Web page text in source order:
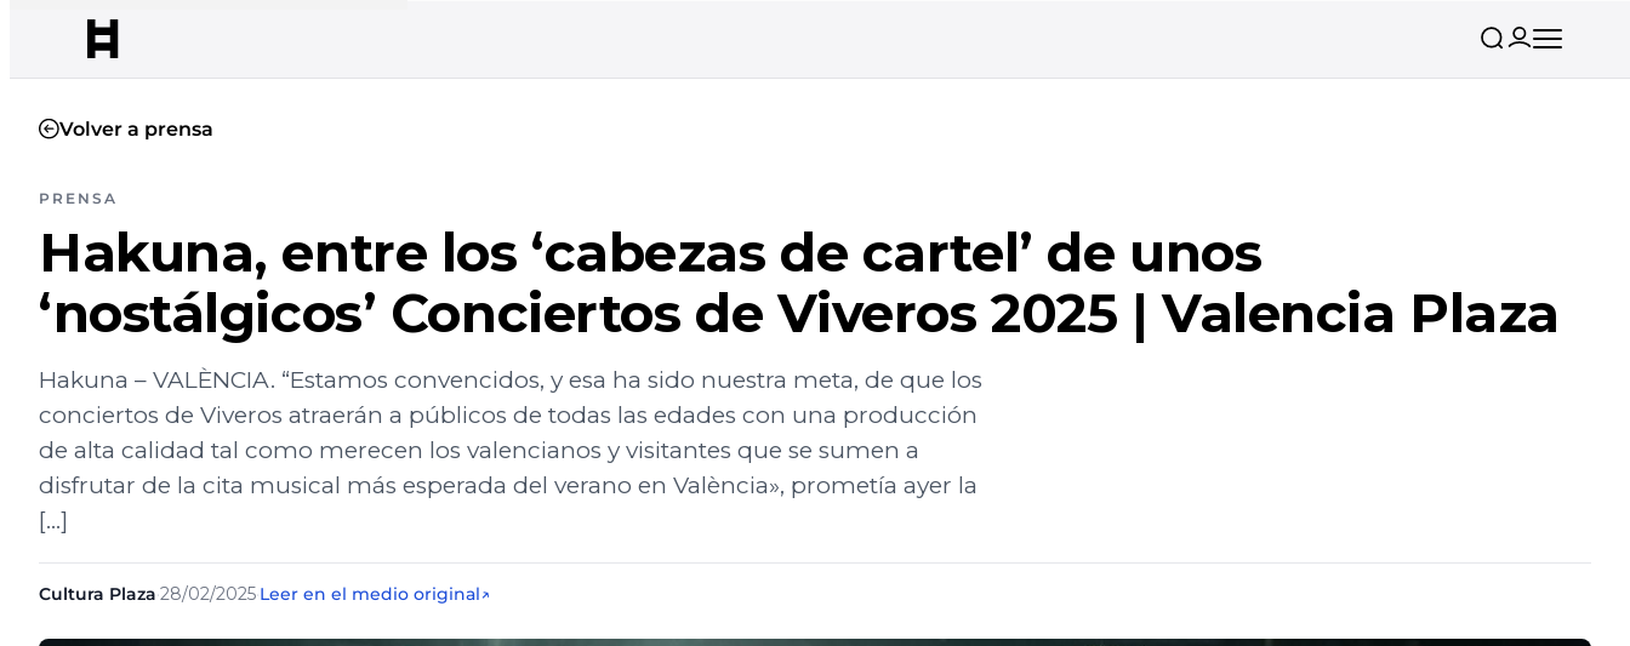
Volver a prensa
PRENSA
Hakuna, entre los ‘cabezas de cartel’ de unos
‘nostálgicos’ Conciertos de Viveros 2025 | Valencia Plaza
Hakuna – VALÈNCIA. “Estamos convencidos, y esa ha sido nuestra meta, de que los
conciertos de Viveros atraerán a públicos de todas las edades con una producción
de alta calidad tal como merecen los valencianos y visitantes que se sumen a
disfrutar de la cita musical más esperada del verano en València», prometía ayer la
[…]
Cultura Plaza·28/02/2025·Leer en el medio original↗